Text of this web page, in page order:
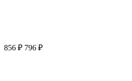
856 ₽ 796 ₽